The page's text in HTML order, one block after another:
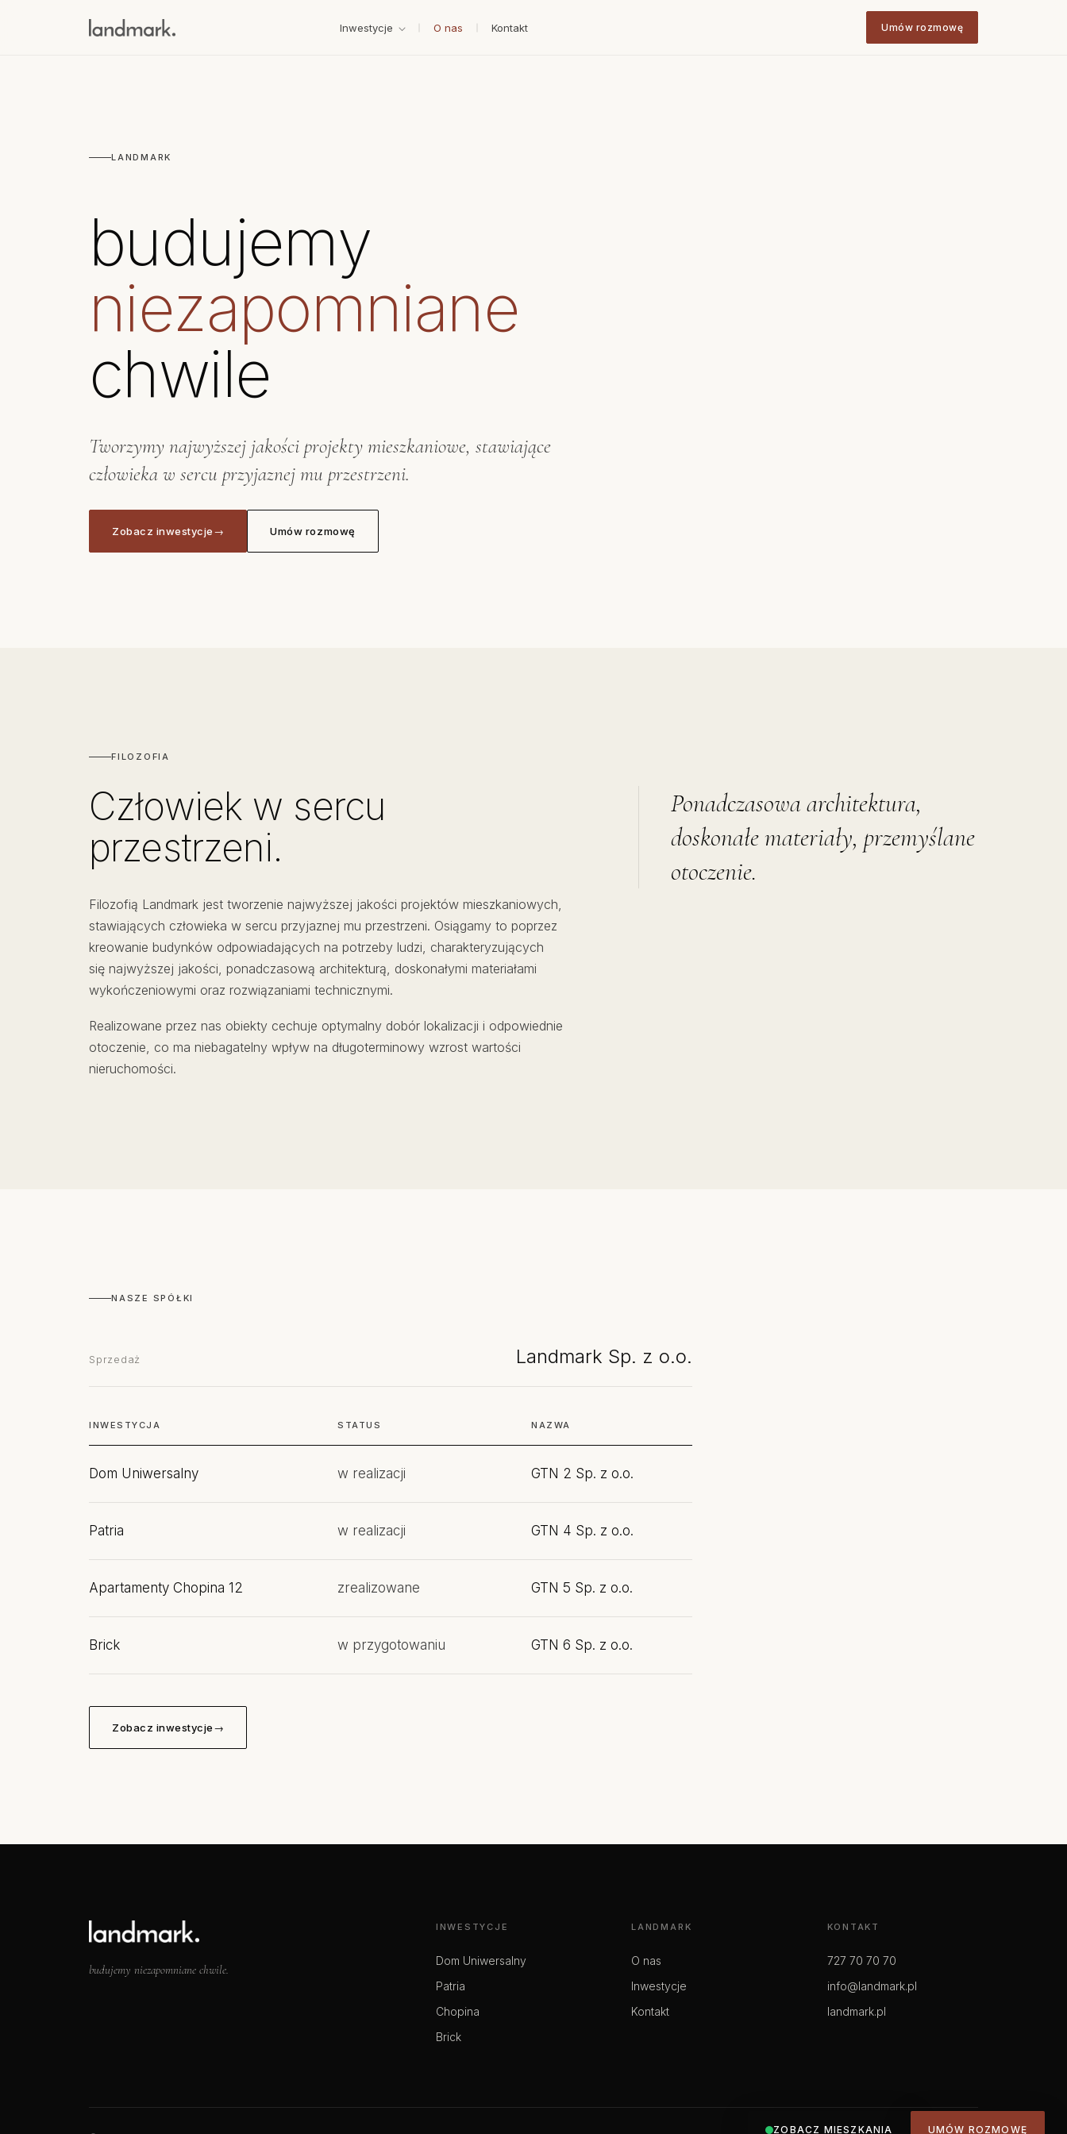
Inwestycje O nas Kontakt Umów rozmowę
LANDMARK
budujemy
niezapomniane
chwile
Tworzymy najwyższej jakości projekty mieszkaniowe, stawiające
człowieka w sercu przyjaznej mu przestrzeni.
Zobacz inwestycje→ Umów rozmowę
FILOZOFIA
Człowiek w sercu
przestrzeni.
Filozofią Landmark jest tworzenie najwyższej jakości projektów mieszkaniowych,
stawiających człowieka w sercu przyjaznej mu przestrzeni. Osiągamy to poprzez
kreowanie budynków odpowiadających na potrzeby ludzi, charakteryzujących
się najwyższej jakości, ponadczasową architekturą, doskonałymi materiałami
wykończeniowymi oraz rozwiązaniami technicznymi.
Realizowane przez nas obiekty cechuje optymalny dobór lokalizacji i odpowiednie
otoczenie, co ma niebagatelny wpływ na długoterminowy wzrost wartości
nieruchomości.
Ponadczasowa architektura,
doskonałe materiały, przemyślane
otoczenie.
NASZE SPÓŁKI
Sprzedaż Landmark Sp. z o.o.
INWESTYCJA STATUS NAZWA
Dom Uniwersalny w realizacji GTN 2 Sp. z o.o.
Patria w realizacji GTN 4 Sp. z o.o.
Apartamenty Chopina 12 zrealizowane GTN 5 Sp. z o.o.
Brick w przygotowaniu GTN 6 Sp. z o.o.
Zobacz inwestycje→
budujemy niezapomniane chwile.
INWESTYCJE
Dom Uniwersalny
Patria
Chopina
Brick
LANDMARK
O nas
Inwestycje
Kontakt
KONTAKT
727 70 70 70
info@landmark.pl
landmark.pl
ZOBACZ MIESZKANIA UMÓW ROZMOWĘ